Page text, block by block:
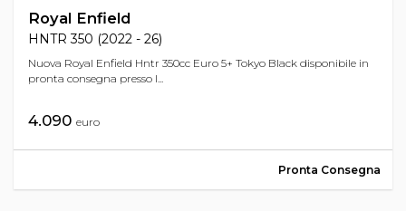
Royal Enfield
HNTR 350 (2022 - 26)
Nuova Royal Enfield Hntr 350cc Euro 5+ Tokyo Black disponibile in
pronta consegna presso l...
4.090 euro
Pronta Consegna